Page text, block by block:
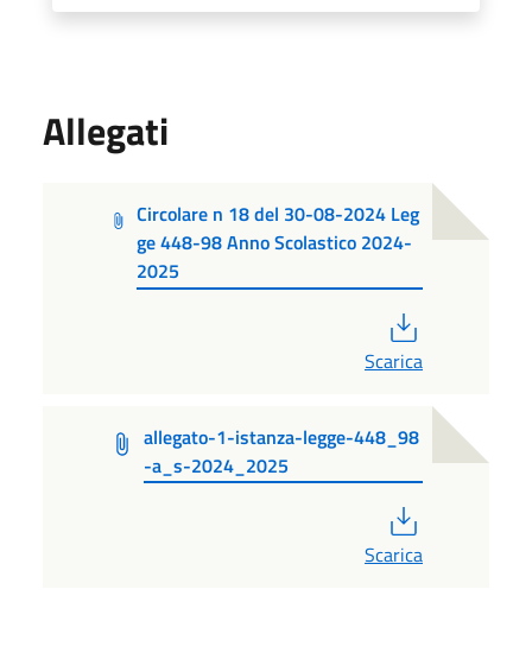
Allegati
Circolare n 18 del 30-08-2024 Leg
ge 448-98 Anno Scolastico 2024-
2025
Scarica
allegato-1-istanza-legge-448_98
-a_s-2024_2025
Scarica